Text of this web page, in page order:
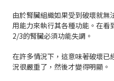
由於腎臟組織如果受到破壞就
用能力來執行其各種功能。在
2/3的腎臟必須功能失調。
在許多情況下，這意味著破壞已
況很嚴重了，然後才變得明顯。